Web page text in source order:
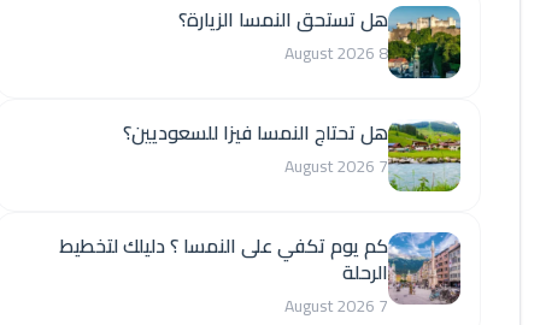
هل تستحق النمسا الزيارة؟
8 August 2026
هل تحتاج النمسا فيزا للسعوديين؟
7 August 2026
كم يوم تكفي على النمسا ؟ دليلك لتخطيط
الرحلة
7 August 2026